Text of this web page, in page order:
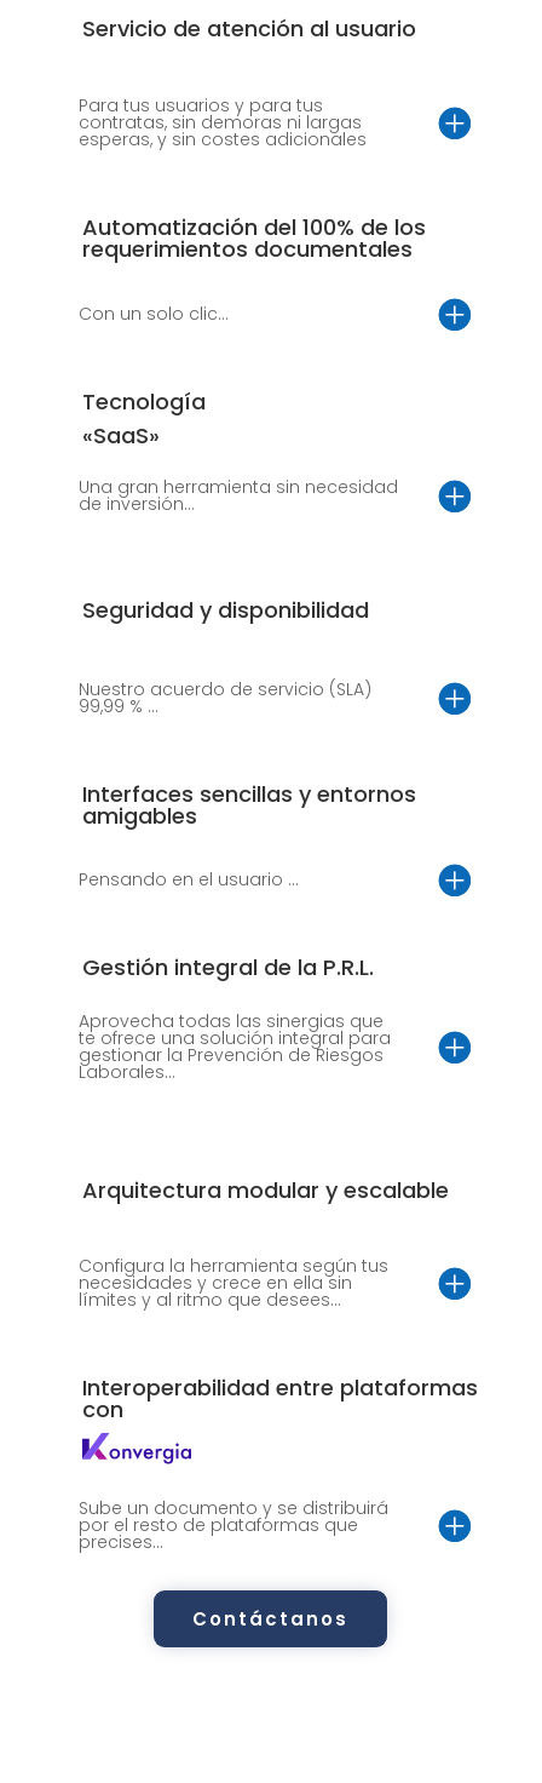
Servicio de atención al usuario
Para tus usuarios y para tus
contratas, sin demoras ni largas
esperas, y sin costes adicionales
Automatización del 100% de los
requerimientos documentales
Con un solo clic...
Tecnología
«SaaS»
Una gran herramienta sin necesidad
de inversión...
Seguridad y disponibilidad
Nuestro acuerdo de servicio (SLA)
99,99 % ...
Interfaces sencillas y entornos
amigables
Pensando en el usuario ...
Gestión integral de la P.R.L.
Aprovecha todas las sinergias que
te ofrece una solución integral para
gestionar la Prevención de Riesgos
Laborales...
Arquitectura modular y escalable
Configura la herramienta según tus
necesidades y crece en ella sin
límites y al ritmo que desees...
Interoperabilidad entre plataformas
con
Sube un documento y se distribuirá
por el resto de plataformas que
precises...
Contáctanos